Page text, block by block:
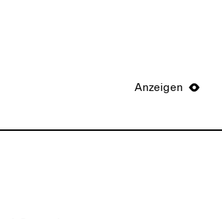
Anzeigen